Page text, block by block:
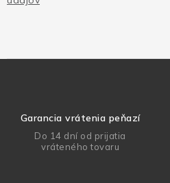
Garancia vrátenia peňazí
Do 14 dní od prijatia
vráteného tovaru